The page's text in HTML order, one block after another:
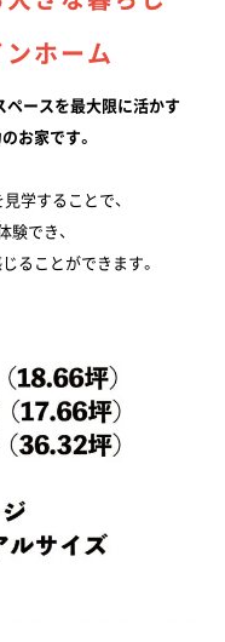
ホーム
ペースを最大限に活かす
お家です。
学することで、
でき、
ることができます。